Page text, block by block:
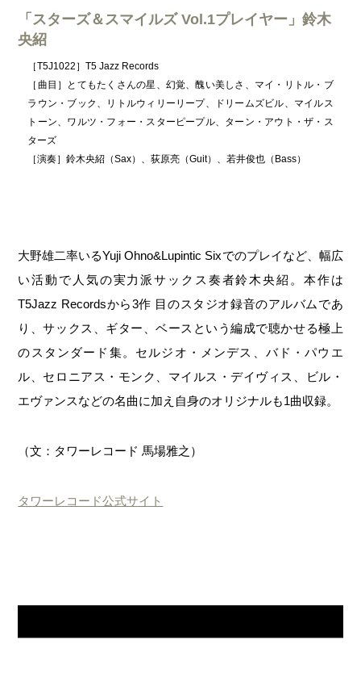
「スターズ＆スマイルズ Vol.1プレイヤー」鈴木
央紹
［T5J1022］T5 Jazz Records
［曲目］とてもたくさんの星、幻覚、醜い美しさ、マイ・リトル・ブ
ラウン・ブック、リトルウィリーリープ、ドリームズビル、マイルス
トーン、ワルツ・フォー・スターピープル、ターン・アウト・ザ・ス
ターズ
［演奏］鈴木央紹（Sax）、荻原亮（Guit）、若井俊也（Bass）
大野雄二率いるYuji Ohno&Lupintic Sixでのプレイなど、幅広
い活動で人気の実力派サックス奏者鈴木央紹。本作は
T5Jazz Recordsから3作 目のスタジオ録音のアルバムであ
り、サックス、ギター、ベースという編成で聴かせる極上
のスタンダード集。セルジオ・メンデス、バド・パウエ
ル、セロニアス・モンク、マイルス・デイヴィス、ビル・
エヴァンスなどの名曲に加え自身のオリジナルも1曲収録。
（文：タワーレコード 馬場雅之）
タワーレコード公式サイト